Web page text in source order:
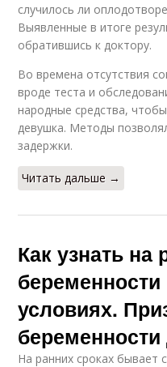
случилось ли
Выявленные в итоге
обратившись к доктору.
Во времена отсутствия
вроде теста и
народные средства,
девушка. Методы
задержки.
Читать дальше →
Как узнать на
условиях.
На ранних сроках бывает